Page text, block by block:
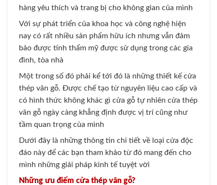
hàng yêu thích và trang bị cho không gian của mình
Với sự phát triển của khoa học và công nghệ hiện
nay có rất nhiều sản phẩm hữu ích nhưng vẫn đảm
bảo được tính thẩm mỹ được sử dụng trong các gia
đình, tòa nhà
Một trong số đó phải kể tới đó là những thiết kế cửa
thép vân gỗ. Được chế tạo từ nguyên liệu cao cấp và
có hình thức không khác gì cửa gỗ tự nhiên cửa thép
vân gỗ ngày càng khẳng định được vị trí cũng như
tầm quan trọng của mình
Dưới đây là những thông tin chi tiết về loại cửa độc
đáo này để các bạn tham khảo từ đó mang đến cho
mình những giải pháp kinh tế tuyệt vời
Những ưu điểm cửa thép vân gỗ?